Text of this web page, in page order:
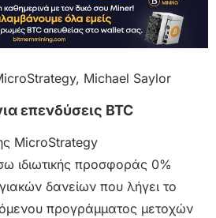
επενδύσεις BTC
MicroStrategy
ιδιωτικής προσφοράς 0%
δανείων που λήγει το
προγράμματος μετοχών